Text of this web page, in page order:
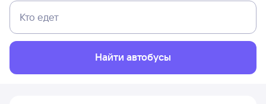
Кто едет
Найти автобусы